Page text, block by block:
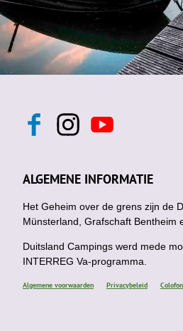
F
b
o
k
I
n
a
g
a
m
Y
o
u
b
ALGEMENE INFORMATIE
Het Geheim over de grens zijn de
Münsterland, Grafschaft Bentheim
Duitsland Campings werd mede
INTERREG Va-programma.
Algemene voorwaarden Privacybeleid Colofon